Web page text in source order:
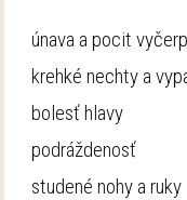
únava a pocit
krehké nechty a
bolesť hlavy
podráždenosť
studené nohy a ruky